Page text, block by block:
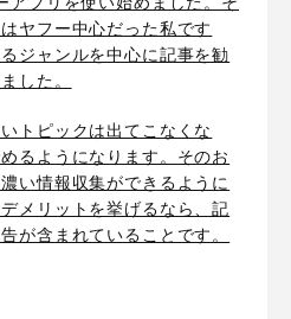
ヤフー中心だった私です
ジャンルを中心に記事を勧
した。
トピックは出てこなくな
るようになります。そのお
い情報収集ができるように
メリットを挙げるなら、記
が含まれていることです。